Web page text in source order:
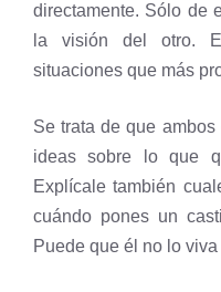
directamente. Sólo de
la visión del otro.
situaciones que más
Se trata de que
ideas sobre lo que
Explícale también
cuándo pones un
Puede que él no lo